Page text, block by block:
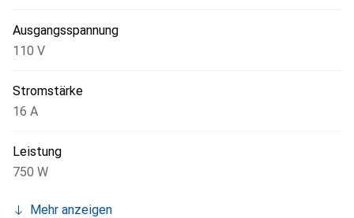
Ausgangsspannung
110 V
Stromstärke
16 A
Leistung
750 W
Mehr anzeigen